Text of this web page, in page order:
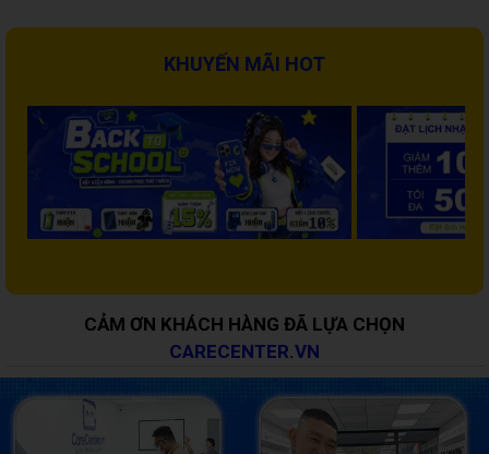
KHUYẾN MÃI HOT
CẢM ƠN KHÁCH HÀNG ĐÃ LỰA CHỌN
CARECENTER.VN